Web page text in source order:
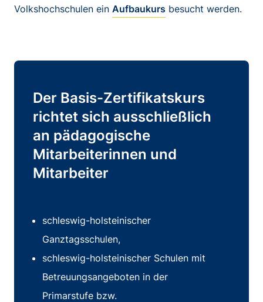
Volkshochschulen ein Aufbaukurs besucht werden.
Der Basis-Zertifikatskurs
richtet sich ausschließlich
an pädagogische
Mitarbeiterinnen und
Mitarbeiter
schleswig-holsteinischer
Ganztagsschulen,
schleswig-holsteinischer Schulen mit
Betreuungsangeboten in der
Primarstufe bzw.